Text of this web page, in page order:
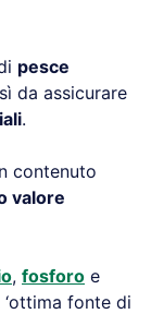
pesce
da assicurare
.
contenuto
valore
, fosforo e
fonte di